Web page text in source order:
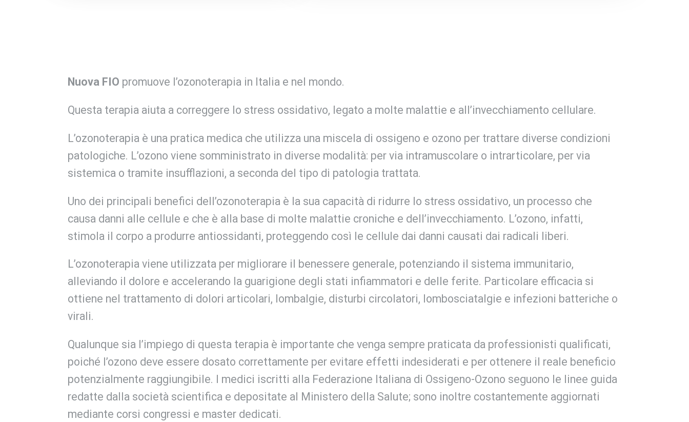
Nuova FIO promuove l’ozonoterapia in Italia e nel mondo.
Questa terapia aiuta a correggere lo stress ossidativo, legato a molte malattie e all’invecchiamento cellulare.
L’ozonoterapia è una pratica medica che utilizza una miscela di ossigeno e ozono per trattare diverse condizioni
patologiche. L’ozono viene somministrato in diverse modalità: per via intramuscolare o intrarticolare, per via
sistemica o tramite insufflazioni, a seconda del tipo di patologia trattata.
Uno dei principali benefici dell’ozonoterapia è la sua capacità di ridurre lo stress ossidativo, un processo che
causa danni alle cellule e che è alla base di molte malattie croniche e dell’invecchiamento. L’ozono, infatti,
stimola il corpo a produrre antiossidanti, proteggendo così le cellule dai danni causati dai radicali liberi.
L’ozonoterapia viene utilizzata per migliorare il benessere generale, potenziando il sistema immunitario,
alleviando il dolore e accelerando la guarigione degli stati infiammatori e delle ferite. Particolare efficacia si
ottiene nel trattamento di dolori articolari, lombalgie, disturbi circolatori, lombosciatalgie e infezioni batteriche o
virali.
Qualunque sia l’impiego di questa terapia è importante che venga sempre praticata da professionisti qualificati,
poiché l’ozono deve essere dosato correttamente per evitare effetti indesiderati e per ottenere il reale beneficio
potenzialmente raggiungibile. I medici iscritti alla Federazione Italiana di Ossigeno-Ozono seguono le linee guida
redatte dalla società scientifica e depositate al Ministero della Salute; sono inoltre costantemente aggiornati
mediante corsi congressi e master dedicati.